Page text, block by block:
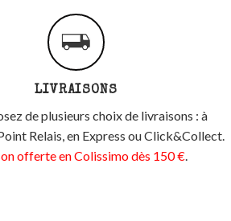
LIVRAISONS
de plusieurs choix de livraisons : à
Relais, en Express ou Click&Collect.
offerte en Colissimo dès 150 €.